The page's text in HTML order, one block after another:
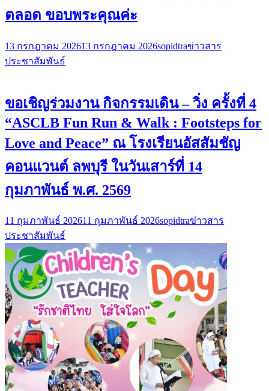
ตลอด ขอบพระคุณค่ะ
13 กรกฎาคม 202613 กรกฎาคม 2026sopidtraข่าวสาร
ประชาสัมพันธ์
ขอเชิญร่วมงาน กิจกรรมเดิน – วิ่ง ครั้งที่ 4
“ASCLB Fun Run & Walk : Footsteps for
Love and Peace” ณ โรงเรียนอัสสัมชัญ
คอนแวนต์ ลพบุรี ในวันเสาร์ที่ 14
กุมภาพันธ์ พ.ศ. 2569
11 กุมภาพันธ์ 202611 กุมภาพันธ์ 2026sopidtraข่าวสาร
ประชาสัมพันธ์